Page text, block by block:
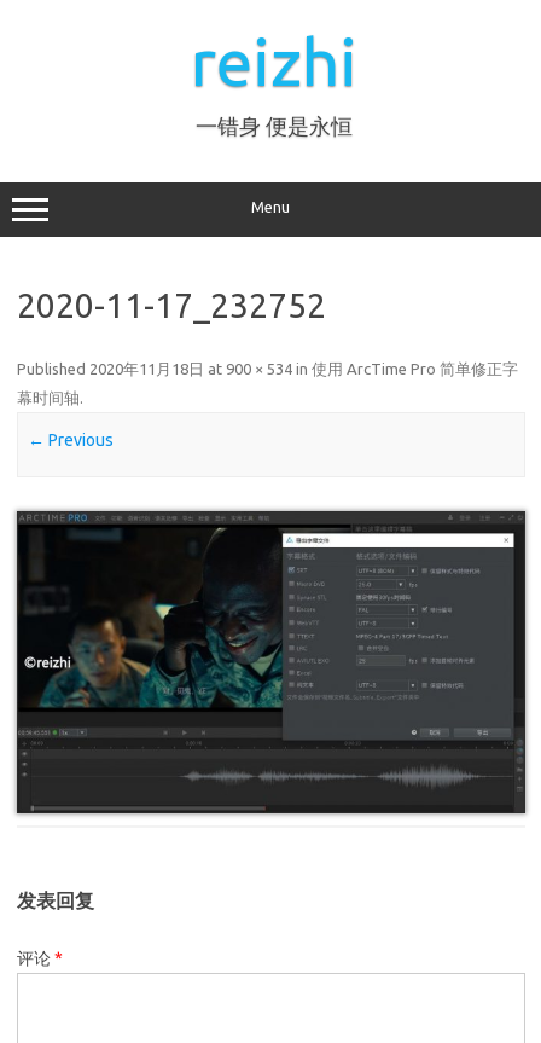
reizhi
一错身 便是永恒
Menu
2020-11-17_232752
Published 2020年11月18日 at 900 × 534 in 使用 ArcTime Pro 简单修正字
幕时间轴.
← Previous
发表回复
评论*